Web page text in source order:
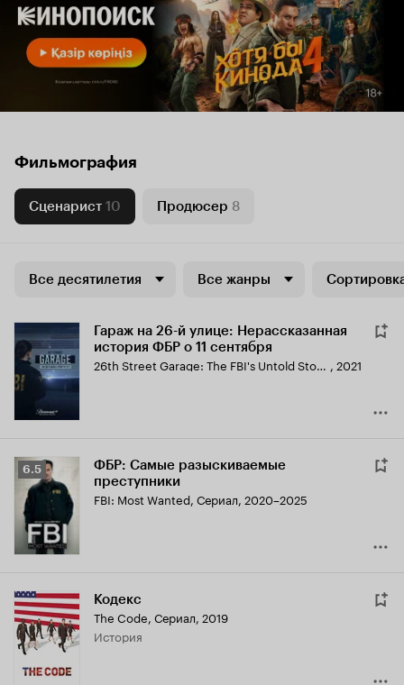
Фильмография
Сценарист 10 Продюсер 8
Все десятилетия Все жанры
Гараж на 26-й улице: Нерассказанная
история ФБР о 11 сентября
26th Street Garage: The FBI's Untold Story of 9/11 , 2021
Рейтинг
Кинопоиска
6.5
6.5
ФБР: Самые разыскиваемые
преступники
FBI: Most Wanted, Сериал, 2020–2025
Кодекс
The Code, Сериал, 2019
история